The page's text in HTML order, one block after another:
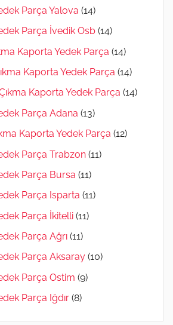
Parça Yalova (14)
Parça İvedik Osb (14)
Kaporta Yedek Parça (14)
Kaporta Yedek Parça (14)
Kaporta Yedek Parça (14)
Parça Adana (13)
Kaporta Yedek Parça (12)
Parça Trabzon (11)
Parça Bursa (11)
Parça Isparta (11)
Parça İkitelli (11)
Parça Ağrı (11)
Parça Aksaray (10)
Parça Ostim (9)
Parça Iğdır (8)